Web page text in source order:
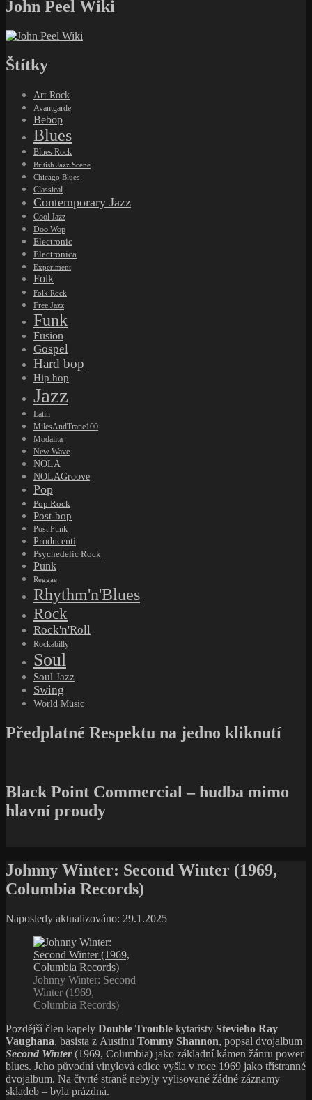
John Peel Wiki
Štítky
Art Rock
Avantgarde
Bebop
Blues
Blues Rock
British Jazz Scene
Chicago Blues
Classical
Contemporary Jazz
Cool Jazz
Doo Wop
Electronic
Electronica
Experiment
Folk
Folk Rock
Free Jazz
Funk
Fusion
Gospel
Hard bop
Hip hop
Jazz
Latin
MilesAndTrane100
Modalita
New Wave
NOLA
NOLAGroove
Pop
Pop Rock
Post-bop
Post Punk
Producenti
Psychedelic Rock
Punk
Reggae
Rhythm'n'Blues
Rock
Rock'n'Roll
Rockabilly
Soul
Soul Jazz
Swing
World Music
Předplatné Respektu na jedno kliknutí
Black Point Commercial – hudba mimo
hlavní proudy
Johnny Winter: Second Winter (1969,
Columbia Records)
Naposledy aktualizováno: 29.1.2025
Johnny Winter: Second
Winter (1969,
Columbia Records)
Pozdější člen kapely Double Trouble kytaristy Stevieho Ray
Vaughana, basista z Austinu Tommy Shannon, popsal dvojalbum
Second Winter(1969, Columbia) jako základní kámen žánru power
blues. Jeho původní vinylová edice vyšla v roce 1969 jako třístranné
dvojalbum. Na čtvrté straně nebyly vylisované žádné záznamy
skladeb – byla prázdná.